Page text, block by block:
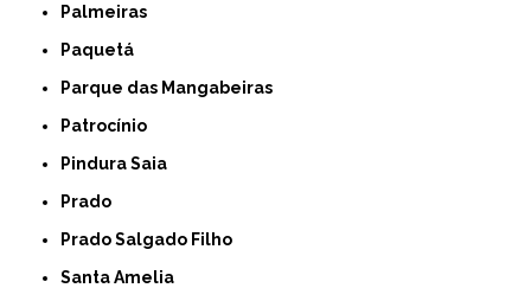
Palmeiras
Paquetá
Parque das Mangabeiras
Patrocínio
Pindura Saia
Prado
Prado Salgado Filho
Santa Amelia